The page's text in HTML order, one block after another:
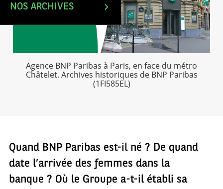
NOS ARCHIVES
Agence BNP Paribas à Paris, en face du métro
Châtelet. Archives historiques de BNP Paribas
(1FI585EL)
Quand BNP Paribas est-il né ? De quand
date l’arrivée des femmes dans la
banque ? Où le Groupe a-t-il établi sa